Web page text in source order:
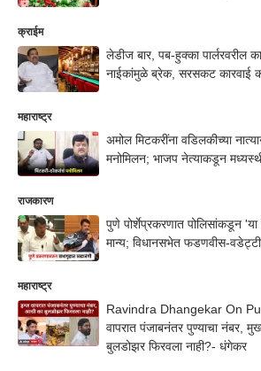
क्राईम
लेडीज बार, पब-हुक्का पार्लरवरील
नाईकांमुळे ब्रेक, सरसकट कारवाई
महाराष्ट्र
अमोल मिटकरींना वडिलकीच्या
मनोमिलन; भाजप नेत्याकडून
राजकारण
पुणे पोर्शेप्रकरणात पोलिसांकडून
मान्य; विधानसभेत फडणवीस-
महाराष्ट्र
Ravindra Dhangekar On
वापरात पंजाबनंतर पुण्याचा नंबर,
बुलडोझर फिरवला नाही?- धंगेकर